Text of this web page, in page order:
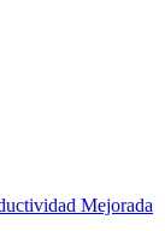
Mejorada